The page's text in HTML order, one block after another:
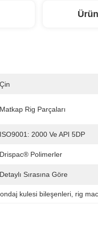
Çin
Matkap Rig Parçaları
ISO9001: 2000 Ve API 5DP
Drispac® Polimerler
Detaylı Sırasına Göre
kulesi bileşenleri rig